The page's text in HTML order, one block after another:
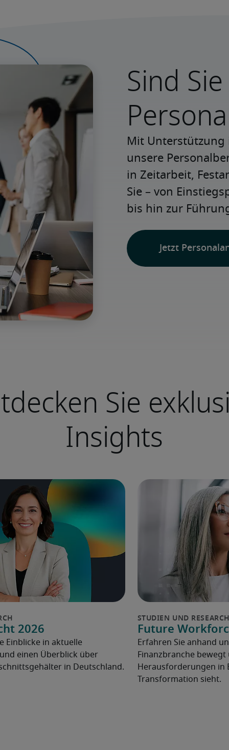
Sind
Mit Unterstützung
unsere
in Zeitarbeit,
Sie – von
bis hin zur
Jetzt
Sie
Insights
2026
Einblicke in aktuelle
einen Überblick über
in Deutschland.
Future
Erfahren Sie anhand
Finanzbranche
Herausforderungen in
Transformation sieht.